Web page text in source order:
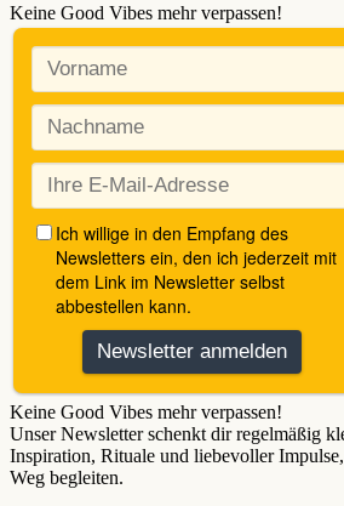
Keine Good Vibes mehr verpassen!
Keine Good Vibes mehr verpassen!
Unser Newsletter schenkt dir regelmäßig
Inspiration, Rituale und liebevoller
Weg begleiten.